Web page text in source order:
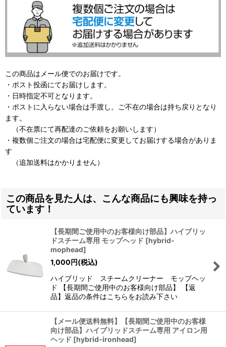
この商品はメール便でのお届けです。
・ポスト投函にてお届けします。
・日時指定不可となります。
・ポストに入らない場合は手渡し。ご不在の場合は持ち戻りとなり
ます。
（不在票にて再配達のご依頼をお願いします）
・複数個ご注文の場合は宅配便に変更してお届けする場合がありま
す
（追加送料はかかりません）
この商品を見た人は、こんな商品にも興味を持っ
ています！
【長期間ご使用中のお客様向け部品】ハイブリッ
ドスチーム専用 モップヘッド [hybrid-
mophead]
1,000円(税込)
ハイブリッド スチームクリーナー モップヘッ
ド 【長期間ご使用中のお客様向け部品】 【返
品】返品の条件はこちらをお読み下さい
【メール便送料無料】【長期間ご使用中のお客様
向け部品】ハイブリッドスチーム専用 アイロン用
ヘッド [hybrid-ironhead]